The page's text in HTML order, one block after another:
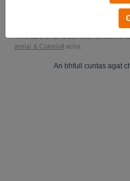
Níl aon teaghráin ceangailte!
Trí chlárú ar an ardán seo, aontaíonn
armaí & Coinníoll acha.
An bhfuil cuntas agat